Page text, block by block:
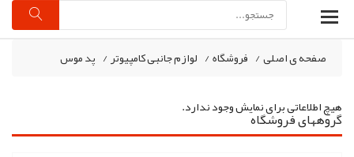
صفحه ی اصلی/ فروشگاه/ لوازم جانبی کامپیوتر/ پد موس
گروههای فروشگاه
هیچ اطلاعاتی برای نمایش وجود ندارد.